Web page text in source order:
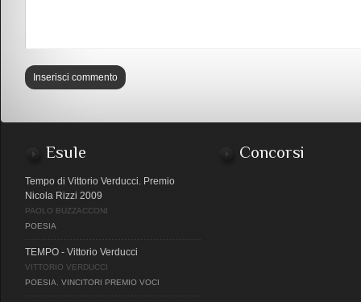
Esule
Tempo di Vittorio Verducci. Premio
Nicola Rizzi 2009
PAOLO BUZZACCONI
POESIA
TEMPO - Vittorio Verducci
VITTORIO VERDUCCI
POESIA
VINCITORI PREMIO VOCI
Concorsi